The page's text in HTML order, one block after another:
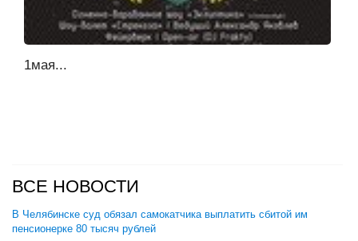
1мая...
ВСЕ НОВОСТИ
В Челябинске суд обязал самокатчика выплатить сбитой им
пенсионерке 80 тысяч рублей